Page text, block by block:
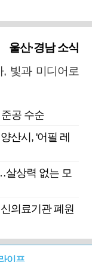
울산·경남 소식
, 빛과 미디어로
공 수순
산시, '어필 레
살상력 없는 모
의료기관 폐원
이프